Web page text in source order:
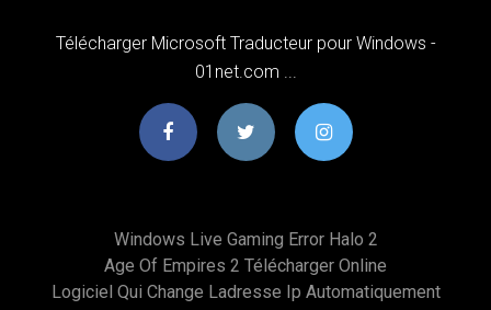
Télécharger Microsoft Traducteur pour Windows -
01net.com ...
Windows Live Gaming Error Halo 2
Age Of Empires 2 Télécharger Online
Logiciel Qui Change Ladresse Ip Automatiquement